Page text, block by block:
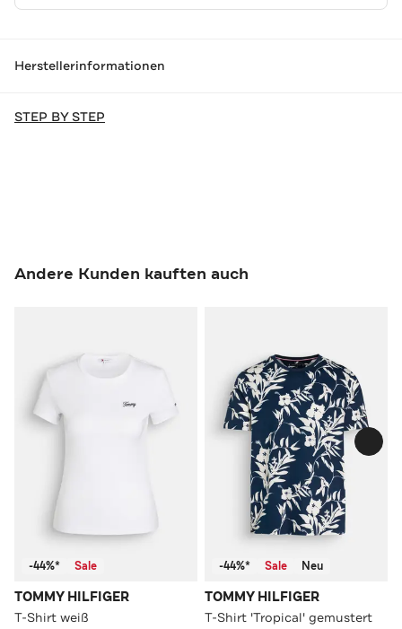
Herstellerinformationen
STEP BY STEP
Andere Kunden kauften auch
-44%* Sale
TOMMY HILFIGER
T-Shirt weiß
-44%* Sale Neu
TOMMY HILFIGER
T-Shirt 'Tropical' gemustert